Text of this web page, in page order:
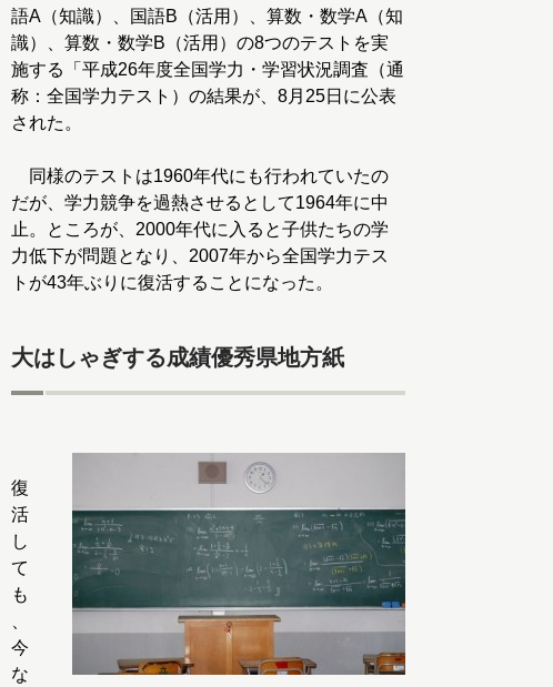
語A（知識）、国語B（活用）、算数・数学A（知
識）、算数・数学B（活用）の8つのテストを実
施する「平成26年度全国学力・学習状況調査（通
称：全国学力テスト）の結果が、8月25日に公表
された。
同様のテストは1960年代にも行われていたの
だが、学力競争を過熱させるとして1964年に中
止。ところが、2000年代に入ると子供たちの学
力低下が問題となり、2007年から全国学力テス
トが43年ぶりに復活することになった。
大はしゃぎする成績優秀県地方紙
復
活
し
て
も
今
な